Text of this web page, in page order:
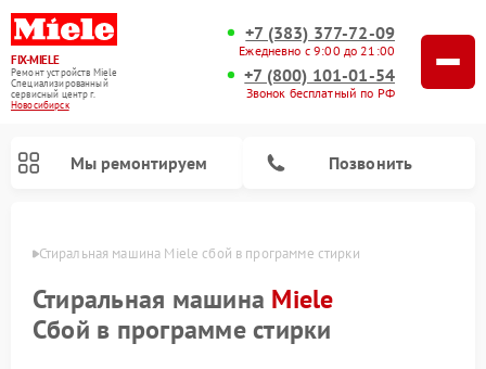
FIX-MIELE
Ремонт устройств Miele
Специализированный
cервисный центр г.
Новосибирск
+7 (383) 377-72-09
Ежедневно с 9:00 до 21:00
+7 (800) 101-01-54
Звонок бесплатный по РФ
Мы ремонтируем Позвонить
Стиральная машина Miele сбой в программе стирки
Стиральная машина Miele
Сбой в программе стирки